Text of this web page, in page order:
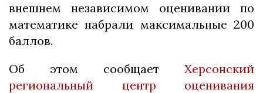
внешнем независимом оценивании по
математике набрали максимальные 200
баллов.
Об этом сообщает Херсонский
региональный центр оценивания